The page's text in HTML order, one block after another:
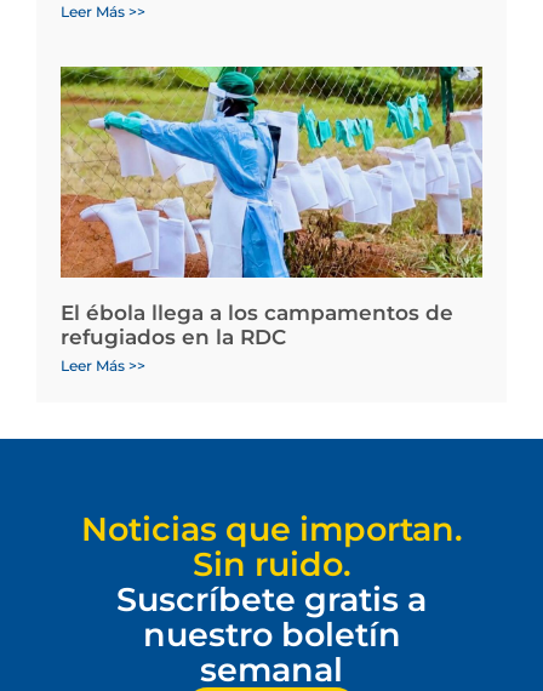
Leer Más >>
El ébola llega a los campamentos de
refugiados en la RDC
Leer Más >>
Noticias que importan.
Sin ruido.
Suscríbete gratis a
nuestro boletín
semanal